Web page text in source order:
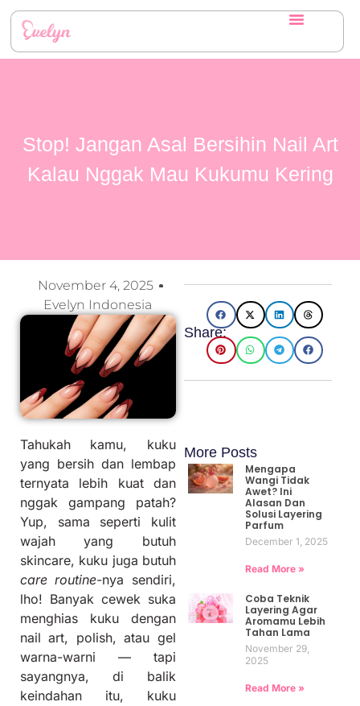
Stop! Jangan Asal Bersihin Nail Art
Kalau Nggak Mau Kukumu Kering
November 4, 2025
Evelyn Indonesia
Tahukah kamu, kuku
yang bersih dan lembap
ternyata lebih kuat dan
nggak gampang patah?
Yup, sama seperti kulit
wajah yang butuh
skincare, kuku juga butuh
care routine-nya sendiri,
lho! Banyak cewek suka
menghias kuku dengan
nail art, polish, atau gel
warna-warni — tapi
sayangnya, di balik
keindahan itu, kuku
Share:
More Posts
Mengapa
Wangi Tidak
Awet? Ini
Alasan Dan
Solusi Layering
Parfum
December 1, 2025
Read More »
Coba Teknik
Layering Agar
Aromamu Lebih
Tahan Lama
November 29,
2025
Read More »